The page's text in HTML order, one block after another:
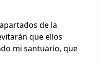
de la
que ellos
mi santuario, que